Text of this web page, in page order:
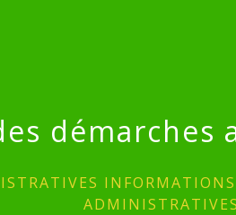
démarches
ADMINISTRATIVES